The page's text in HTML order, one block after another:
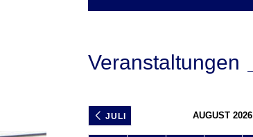
Veranstaltungen
JULI AUGUST 2026